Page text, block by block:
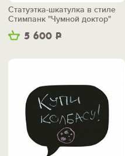
5 600 Р
Статуэтка-шкатулка в стиле
Стимпанк "Чумной доктор"